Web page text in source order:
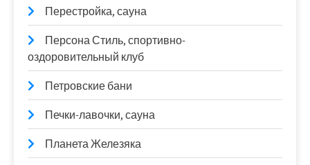
Перестройка, сауна
Персона Стиль, спортивно-
оздоровительный клуб
Петровские бани
Печки-лавочки, сауна
Планета Железяка